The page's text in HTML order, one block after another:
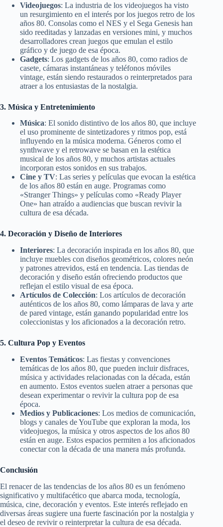
Videojuegos: La industria de los videojuegos ha visto
un resurgimiento en el interés por los juegos retro de los
años 80. Consolas como el NES y el Sega Genesis han
sido reeditadas y lanzadas en versiones mini, y muchos
desarrolladores crean juegos que emulan el estilo
gráfico y de juego de esa época.
Gadgets: Los gadgets de los años 80, como radios de
casete, cámaras instantáneas y teléfonos móviles
vintage, están siendo restaurados o reinterpretados para
atraer a los entusiastas de la nostalgia.
3. Música y Entretenimiento
Música: El sonido distintivo de los años 80, que incluye
el uso prominente de sintetizadores y ritmos pop, está
influyendo en la música moderna. Géneros como el
synthwave y el retrowave se basan en la estética
musical de los años 80, y muchos artistas actuales
incorporan estos sonidos en sus trabajos.
Cine y TV: Las series y películas que evocan la estética
de los años 80 están en auge. Programas como
«Stranger Things» y películas como «Ready Player
One» han atraído a audiencias que buscan revivir la
cultura de esa década.
4. Decoración y Diseño de Interiores
Interiores: La decoración inspirada en los años 80, que
incluye muebles con diseños geométricos, colores neón
y patrones atrevidos, está en tendencia. Las tiendas de
decoración y diseño están ofreciendo productos que
reflejan el estilo visual de esa época.
Artículos de Colección: Los artículos de decoración
auténticos de los años 80, como lámparas de lava y arte
de pared vintage, están ganando popularidad entre los
coleccionistas y los aficionados a la decoración retro.
5. Cultura Pop y Eventos
Eventos Temáticos: Las fiestas y convenciones
temáticas de los años 80, que pueden incluir disfraces,
música y actividades relacionadas con la década, están
en aumento. Estos eventos suelen atraer a personas que
desean experimentar o revivir la cultura pop de esa
época.
Medios y Publicaciones: Los medios de comunicación,
blogs y canales de YouTube que exploran la moda, los
videojuegos, la música y otros aspectos de los años 80
están en auge. Estos espacios permiten a los aficionados
conectar con la década de una manera más profunda.
Conclusión
El renacer de las tendencias de los años 80 es un fenómeno
significativo y multifacético que abarca moda, tecnología,
música, cine, decoración y eventos. Este interés reflejado en
diversas áreas sugiere una fuerte fascinación por la nostalgia y
el deseo de revivir o reinterpretar la cultura de esa década.